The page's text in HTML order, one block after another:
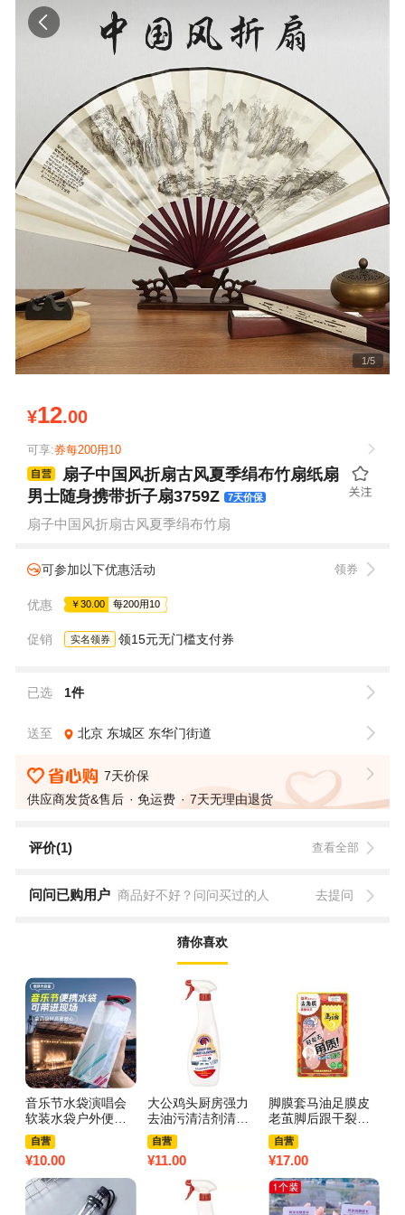
1/5
¥12.00
可享:券每200用10
扇子中国风折扇古风夏季绢布竹扇纸扇
男士随身携带折子扇3759Z 7天价保
扇子中国风折扇古风夏季绢布竹扇
可参加以下优惠活动 领券
优惠 ￥30.00 每200用10
促销 实名领券 领15元无门槛支付券
已选 1件
送至 北京 东城区 东华门街道
7天价保
供应商发货&售后
免运费 7天无理由退货
评价(1) 查看全部
问问已购用户 商品好不好？问问买过的人 去提问
猜你喜欢
音乐节水袋演唱会
软装水袋户外便携
折叠徒步登山运动
储水袋大容量3759
A 软水袋白色1个
【700ml】带卡扣
自营
¥10.00
大公鸡头厨房强力
去油污清洁剂清洗
神器官方旗舰店重
油污净油烟机3759
A 大公鸡油污净625
ml【1瓶】
自营
¥11.00
脚膜套马油足膜皮
老茧脚后跟干裂嫩
白保湿脚部腿膜去
角质3759Z 【3
对】实惠装
自营
¥17.00